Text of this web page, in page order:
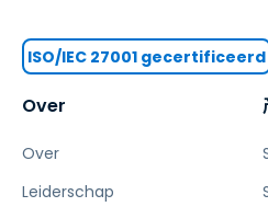
Over
Over
Leiderschap
ISO/IEC 27001 gecertificeerd